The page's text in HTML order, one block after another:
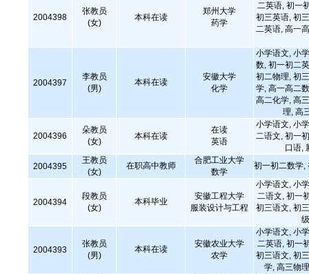
2004398
张教员
(女)
本科在读
郑州大学
药学
二英语, 初一
初三英语, 初
二英语, 高一
2004397
李教员
(男)
本科在读
安徽大学
化学
小学语文, 小
数, 初一初二
初二物理, 初
学, 高一高二
高二化学, 高
理, 高
2004396
朵教员
(女)
本科在读
在读
英语
小学语文, 小
二语文, 初一
口语,
2004395
王教员
(女)
在职高中教师
合肥工业大学
数学
初一初二数学,
2004394
段教员
(女)
本科毕业
安徽工程大学
服装设计与工程
小学语文, 小
二语文, 初一
初三语文, 初
2004393
张教员
(男)
本科在读
安徽农业大学
农学
小学语文, 小
二英语, 初一
初三语文, 初
学, 高三物